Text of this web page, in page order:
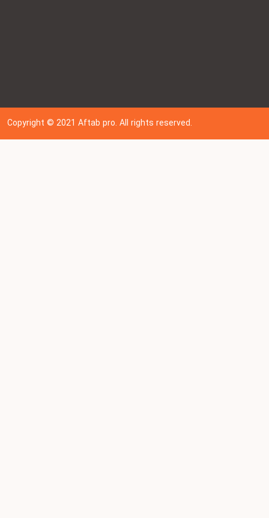
Copyright © 202 1Aftab pro. All rights reserved.